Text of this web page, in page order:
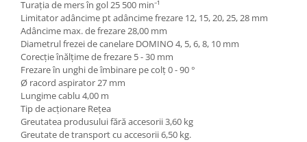
Turaţia de mers în gol 25 500 min⁻¹
Limitator adâncime pt adâncime frezare 12, 15, 20, 25, 28 mm
Adâncime max. de frezare 28,00 mm
Diametrul frezei de canelare DOMINO 4, 5, 6, 8, 10 mm
Corecţie înălţime de frezare 5 - 30 mm
Frezare în unghi de îmbinare pe colţ 0 - 90 °
Ø racord aspirator 27 mm
Lungime cablu 4,00 m
Tip de acţionare Reţea
Greutatea produsului fără accesorii 3,60 kg
Greutate de transport cu accesorii 6,50 kg.